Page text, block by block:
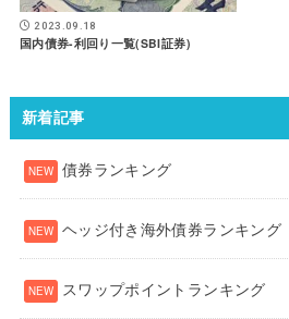
2023.09.18
国内債券-利回り一覧(SBI証券)
新着記事
債券ランキング
ヘッジ付き海外債券ランキング
スワップポイントランキング